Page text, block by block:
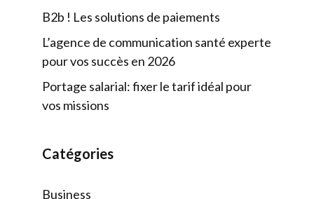
B2b ! Les solutions de paiements
L’agence de communication santé experte
pour vos succès en 2026
Portage salarial: fixer le tarif idéal pour
vos missions
Catégories
Business